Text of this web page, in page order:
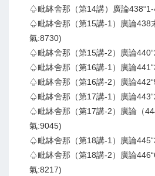
♤毗缽舍那（第14講）廣論
♤毗缽舍那（第15講-1）廣論438
氣:8730)
♤毗缽舍那（第15講-2）廣論
♤毗缽舍那（第16講-1）廣論
♤毗缽舍那（第16講-2）廣論
♤毗缽舍那（第17講-1）廣論
♤毗缽舍那（第17講-2）廣論（
氣:9045)
♤毗缽舍那（第18講-1）廣論
♤毗缽舍那（第18講-2）廣論
氣:8217)